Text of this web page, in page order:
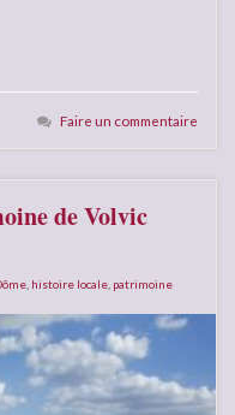
Faire un commentaire
de Volvic
histoire locale patrimoine